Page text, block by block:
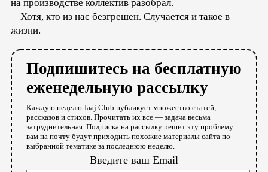
на производстве коллектив разобрал.
Хотя, кто из нас безгрешен. Случается и такое в
жизни.
Подпишитесь на бесплатную
еженедельную рассылку
Каждую неделю Jaaj.Club публикует множество статей,
рассказов и стихов. Прочитать их все — задача весьма
затруднительная. Подписка на рассылку решит эту проблему:
вам на почту будут приходить похожие материалы сайта по
выбранной тематике за последнюю неделю.
Введите ваш Email